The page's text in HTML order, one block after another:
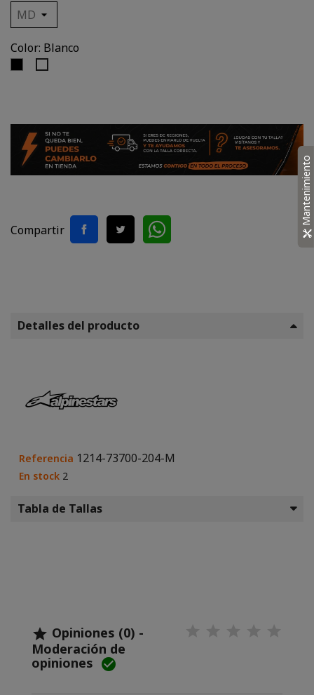
Color: Blanco
Negro
Compartir
Detalles del producto
Referencia 1214-73700-204-M
En stock 2
Tabla de Tallas
 Opiniones (0) -
Moderación de
opiniones 
Mantenimiento